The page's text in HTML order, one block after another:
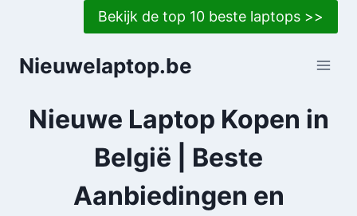
Bekijk de top 10 beste laptops >>
Nieuwelaptop.be
Nieuwe Laptop Kopen in
België | Beste
Aanbiedingen en